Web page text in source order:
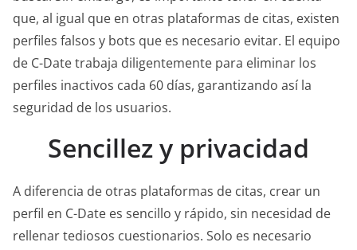
que, al igual que en otras plataformas de citas, existen
perfiles falsos y bots que es necesario evitar. El equipo
de C-Date trabaja diligentemente para eliminar los
perfiles inactivos cada 60 días, garantizando así la
seguridad de los usuarios.
Sencillez y privacidad
A diferencia de otras plataformas de citas, crear un
perfil en C-Date es sencillo y rápido, sin necesidad de
rellenar tediosos cuestionarios. Solo es necesario